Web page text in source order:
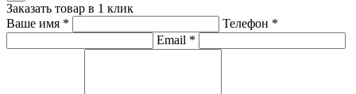
Заказать товар в 1 клик
Ваше имя * Телефон *
Email *